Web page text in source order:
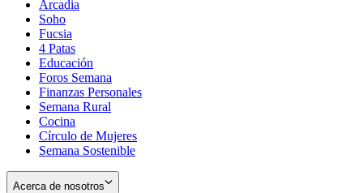
Arcadia
Soho
in
new
window
Fucsia
in
new
window
4 Patas
Educación
Foros Semana
Finanzas Personales
Semana Rural
Cocina
Círculo de Mujeres
Semana Sostenible
Acerca de nosotros